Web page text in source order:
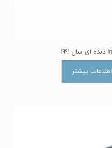
اطلاعات بیشتر